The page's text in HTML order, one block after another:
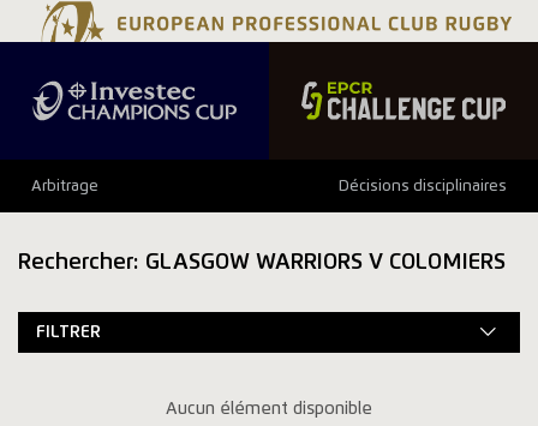
Arbitrage Décisions disciplinaires
Rechercher: GLASGOW WARRIORS V COLOMIERS
FILTRER
Aucun élément disponible